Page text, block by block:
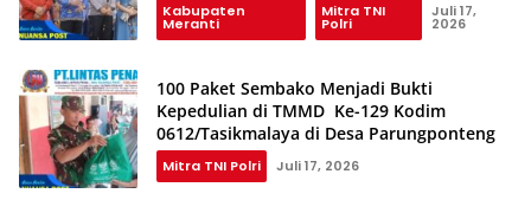
Kabupaten
Meranti
Mitra TNI
Polri
Juli 17,
2026
100 Paket Sembako Menjadi Bukti
Kepedulian di TMMD Ke-129 Kodim
0612/Tasikmalaya di Desa Parungponteng
Mitra TNI Polri Juli 17, 2026